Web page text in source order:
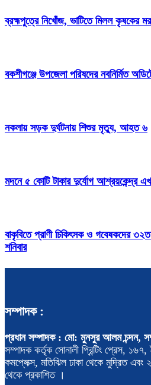
ব্রহ্মপুত্রে নিখোঁজ, ভাটিতে মিলল কৃষকের
বকশীগঞ্জে উপজেলা পরিষদের নবনির্মিত
নকলায় সড়ক দুর্ঘটনায় শিশুর মৃত্যু, আহত ৬
মদনে ৫ কোটি টাকার দুর্যোগ আশ্রয়কেন্দ্র
বাকৃবিতে প্রাণী চিকিৎসক ও গবেষকদের
শনিবার
সম্পাদক :
প্রধান সম্পাদক : মো: মুনসুর আলম চন্দন,
সম্পাদক কর্তৃক সোনালী প্রিন্টিং প্রেস,
কমপ্লেক্স, মতিঝিল ঢাকা থেকে মুদ্রিত এবং
থেকে প্রকাশিত ।